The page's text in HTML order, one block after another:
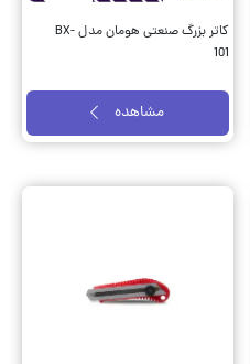
کاتر بزرگ صنعتی هومان مدل BX-
101
مشاهده